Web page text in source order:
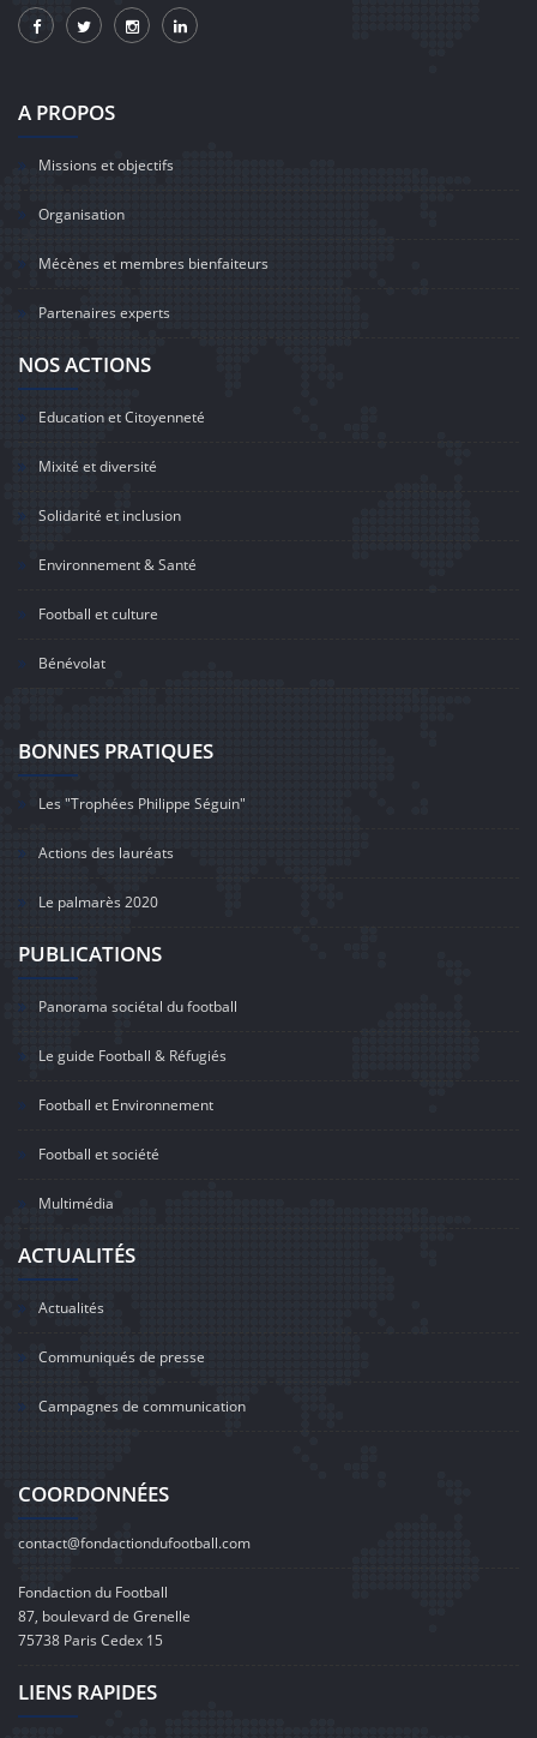
A PROPOS
Missions et objectifs
Organisation
Mécènes et membres bienfaiteurs
Partenaires experts
NOS ACTIONS
Education et Citoyenneté
Mixité et diversité
Solidarité et inclusion
Environnement & Santé
Football et culture
Bénévolat
BONNES PRATIQUES
Les "Trophées Philippe Séguin"
Actions des lauréats
Le palmarès 2020
PUBLICATIONS
Panorama sociétal du football
Le guide Football & Réfugiés
Football et Environnement
Football et société
Multimédia
ACTUALITÉS
Actualités
Communiqués de presse
Campagnes de communication
COORDONNÉES
contact@fondactiondufootball.com
Fondaction du Football
87, boulevard de Grenelle
75738 Paris Cedex 15
LIENS RAPIDES